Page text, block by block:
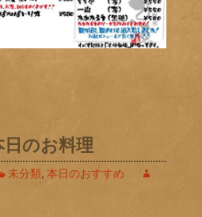
のお料理
未分類, 本日のおすすめ